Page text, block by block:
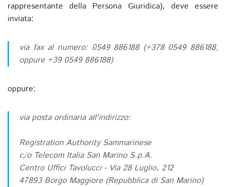
rappresentante della Persona Giuridica), deve essere
inviata:
via fax al numero: 0549 886188 (+378 0549 886188,
oppure +39 0549 886188)
oppure:
via posta ordinaria all'indirizzo:
Registration Authority Sammarinese
c/o Telecom Italia San Marino S.p.A.
Centro Uffici Tavolucci - Via 28 Luglio, 212
47893 Borgo Maggiore (Repubblica di San Marino)